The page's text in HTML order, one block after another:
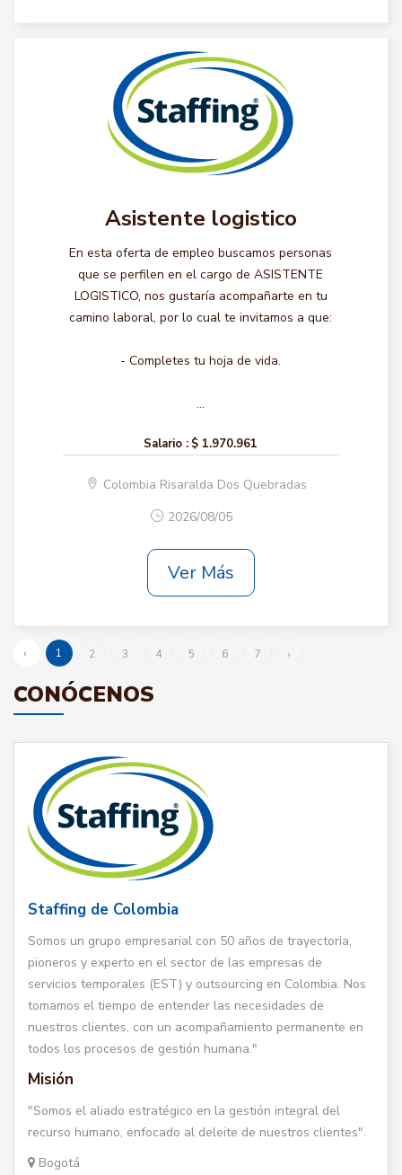
Asistente logistico
En esta oferta de empleo buscamos personas
que se perfilen en el cargo de ASISTENTE
LOGISTICO, nos gustaría acompañarte en tu
camino laboral, por lo cual te invitamos a que:
- Completes tu hoja de vida.
...
Salario : $ 1.970.961
Colombia Risaralda Dos Quebradas
2026/08/05
Ver Más
‹ 1 2 3 4 5 6 7 ›
CONÓCENOS
Staffing de Colombia
Somos un grupo empresarial con 50 años de trayectoria,
pioneros y experto en el sector de las empresas de
servicios temporales (EST) y outsourcing en Colombia. Nos
tomamos el tiempo de entender las necesidades de
nuestros clientes, con un acompañamiento permanente en
todos los procesos de gestión humana."
Misión
"Somos el aliado estratégico en la gestión integral del
recurso humano, enfocado al deleite de nuestros clientes".
Bogotá